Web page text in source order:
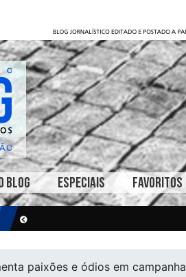
BLOG ESPECIAIS FAVORITOS
paixões e ódios em campanha